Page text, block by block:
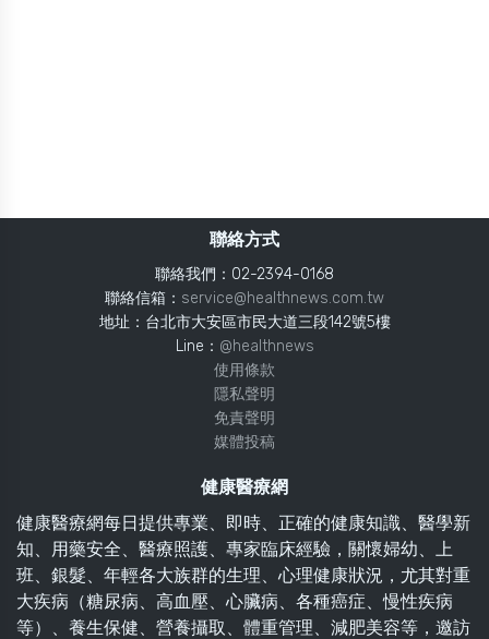
聯絡方式
聯絡我們：02-2394-0168
聯絡信箱： service@healthnews.com.tw
地址：台北市大安區市民大道三段142號5樓
Line： @healthnews
使用條款
隱私聲明
免責聲明
媒體投稿
健康醫療網
健康醫療網每日提供專業、即時、正確的健康知識、醫學新
知、用藥安全、醫療照護、專家臨床經驗，關懷婦幼、上
班、銀髮、年輕各大族群的生理、心理健康狀況，尤其對重
大疾病（糖尿病、高血壓、心臟病、各種癌症、慢性疾病
等）、養生保健、營養攝取、體重管理、減肥美容等，邀訪